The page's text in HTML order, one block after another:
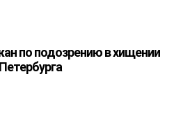
по подозрению в хищении